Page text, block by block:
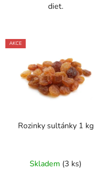
diet.
AKCE
Rozinky sultánky 1 kg
hodnocení
Skladem (3 ks)